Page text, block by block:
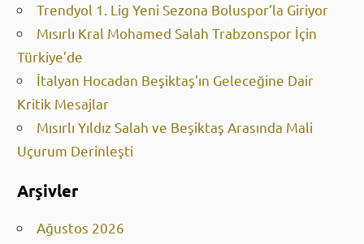
Trendyol 1. Lig Yeni Sezona Boluspor’la Giriyor
Mısırlı Kral Mohamed Salah Trabzonspor İçin
Türkiye’de
İtalyan Hocadan Beşiktaş’ın Geleceğine Dair
Kritik Mesajlar
Mısırlı Yıldız Salah ve Beşiktaş Arasında Mali
Uçurum Derinleşti
Arşivler
Ağustos 2026